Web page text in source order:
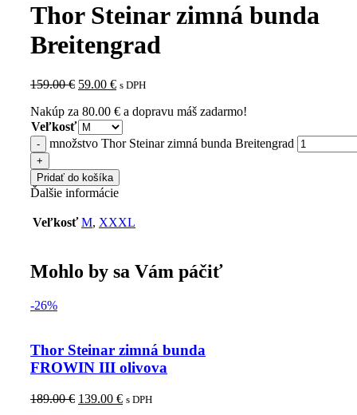
Thor Steinar zimná bunda
Breitengrad
159.00€ 59.00 € s DPH
Nakúp za 80.00 € a dopravu máš zadarmo!
Veľkosť
množstvo Thor Steinar zimná bunda Breitengrad
Pridať do košíka
Ďalšie informácie
Veľkosť M, XXXL
Mohlo by sa Vám páčiť
-26%
Thor Steinar zimná bunda
FROWIN III olivova
189.00€ 139.00 € s DPH